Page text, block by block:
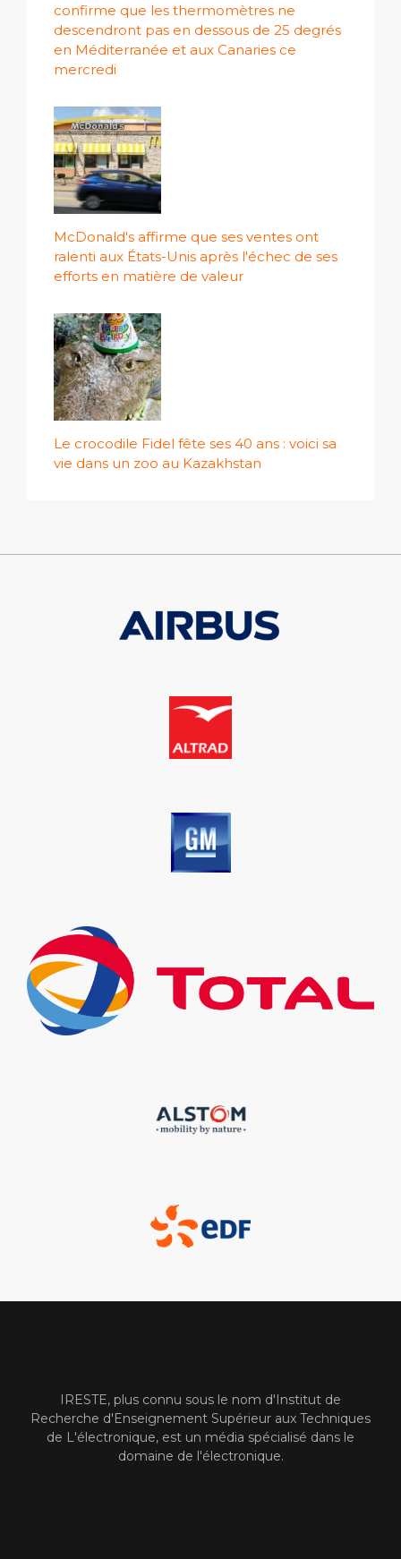
confirme que les thermomètres ne
descendront pas en dessous de 25 degrés
en Méditerranée et aux Canaries ce
mercredi
McDonald's affirme que ses ventes ont
ralenti aux États-Unis après l'échec de ses
efforts en matière de valeur
Le crocodile Fidel fête ses 40 ans : voici sa
vie dans un zoo au Kazakhstan
IRESTE, plus connu sous le nom d'Institut de
Recherche d'Enseignement Supérieur aux Techniques
de L'électronique, est un média spécialisé dans le
domaine de l'électronique.